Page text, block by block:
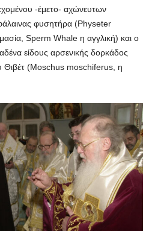
-έμετο- αχώνευτων
φυσητήρα (Physeter
Sperm Whale η αγγλική) και ο
είδους αρσενικής δορκάδος
Θιβέτ (Moschus moschiferus, η